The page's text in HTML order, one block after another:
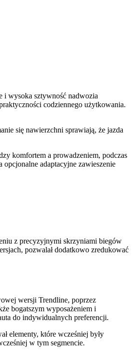
i wysoka sztywność nadwozia
codziennego użytkowania.
się nawierzchni sprawiają, że jazda
komfortem a prowadzeniem, podczas
adaptacyjne zawieszenie
z precyzyjnymi skrzyniami biegów
pozwalał dodatkowo zredukować
wersji Trendline, poprzez
bogatszym wyposażeniem i
do indywidualnych preferencji.
elementy, które wcześniej były
w tym segmencie.